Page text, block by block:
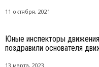
11 октября, 2021
Юные инспекторы
поздравили основателя
13 марта, 2023